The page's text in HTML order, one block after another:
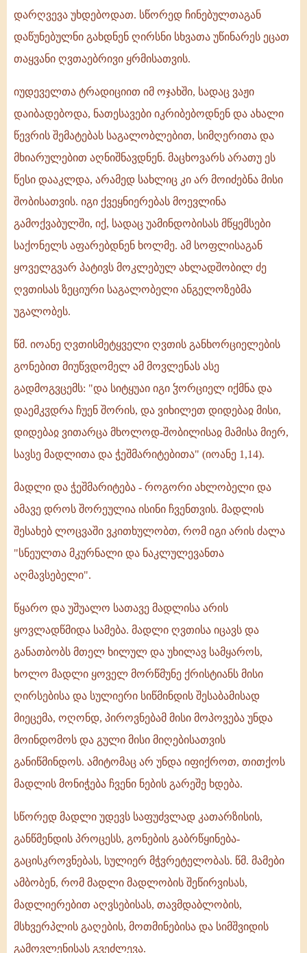
დარღვევა უხდებოდათ. სწორედ ჩინებულთაგან
დაწუნებულნი გახდნენ ღირსნი სხვათა უწინარეს ეცათ
თაყვანი ღვთაებრივი ყრმისათვის.
იუდეველთა ტრადიციით იმ ოჯახში, სადაც ვაჟი
დაიბადებოდა, ნათესავები იკრიბებოდნენ და ახალი
წევრის შემატებას საგალობლებით, სიმღერითა და
მხიარულებით აღნიშნავდნენ. მაცხოვარს არათუ ეს
წესი დააკლდა, არამედ სახლიც კი არ მოიძებნა მისი
შობისათვის. იგი ქვეყნიერებას მოევლინა
გამოქვაბულში, იქ, სადაც უამინდობისას მწყემსები
საქონელს აფარებდნენ ხოლმე. ამ სოფლისაგან
ყოველგვარ პატივს მოკლებულ ახლადშობილ ძე
ღვთისას ზეციური საგალობელი ანგელოზებმა
უგალობეს.
წმ. იოანე ღვთისმეტყველი ღვთის განხორციელების
გონებით მიუწვდომელ ამ მოვლენას ასე
გადმოგვცემს: "და სიტყუაი იგი ჴორციელ იქმნა და
დაემკჳდრა ჩუენ შორის, და ვიხილეთ დიდებაჲ მისი,
დიდებაჲ ვითარცა მხოლოდ-შობილისაჲ მამისა მიერ,
სავსე მადლითა და ჭეშმარიტებითა" (იოანე 1,14).
მადლი და ჭეშმარიტება - როგორი ახლობელი და
ამავე დროს შორეულია ისინი ჩვენთვის. მადლის
შესახებ ლოცვაში ვკითხულობთ, რომ იგი არის ძალა
"სნეულთა მკურნალი და ნაკლულევანთა
აღმავსებელი".
წყარო და უშუალო სათავე მადლისა არის
ყოვლადწმიდა სამება. მადლი ღვთისა იცავს და
განათბობს მთელ ხილულ და უხილავ სამყაროს,
ხოლო მადლი ყოველ მორწმუნე ქრისტიანს მისი
ღირსებისა და სულიერი სიწმინდის შესაბამისად
მიეცემა, ოღონდ, პიროვნებამ მისი მოპოვება უნდა
მოინდომოს და გული მისი მიღებისათვის
განიწმინდოს. ამიტომაც არ უნდა იფიქროთ, თითქოს
მადლის მონიჭება ჩვენი ნების გარეშე ხდება.
სწორედ მადლი უდევს საფუძვლად კათარზისის,
განწმენდის პროცესს, გონების გაბრწყინება-
გაცისკროვნებას, სულიერ მჭვრეტელობას. წმ. მამები
ამბობენ, რომ მადლი მადლობის შეწირვისას,
მადლიერებით აღვსებისას, თავმდაბლობის,
მსხვერპლის გაღების, მოთმინებისა და სიმშვიდის
გამოვლენისას გვეძლევა.